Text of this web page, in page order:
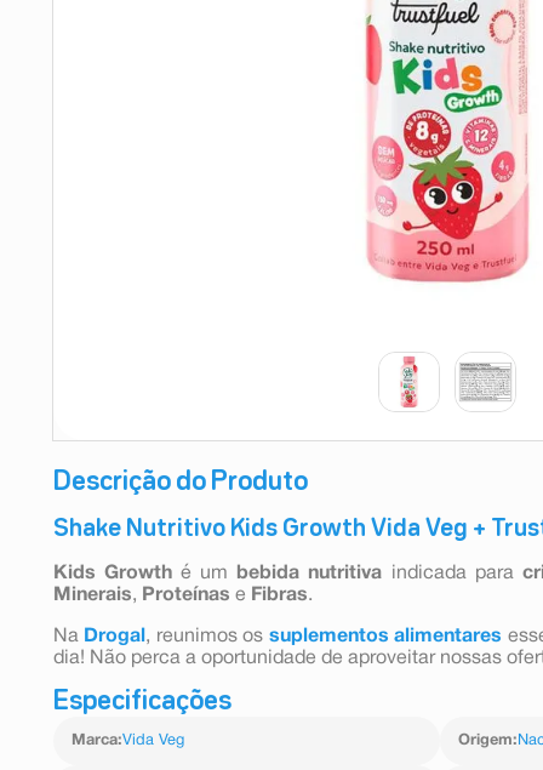
Descrição do Produto
Shake Nutritivo Kids Growth Vida Veg +
Kids Growth é um bebida nutritiva indicada para
Minerais, Proteínas e Fibras.
Na Drogal , reunimos os suplementos alimentares
dia! Não perca a oportunidade de aproveitar nossas
Especificações
Marca:Vida Veg Origem:
esmalte
absorvente